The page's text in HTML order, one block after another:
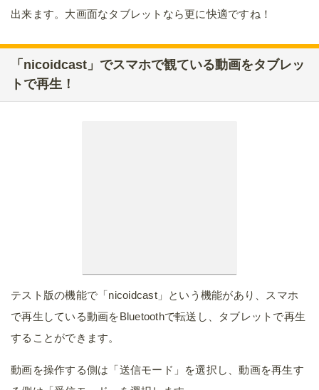
出来ます。大画面なタブレットなら更に快適ですね！
「nicoidcast」でスマホで観ている動画をタブレッ
トで再生！
テスト版の機能で「nicoidcast」という機能があり、スマホ
で再生している動画をBluetoothで転送し、タブレットで再生
することができます。
動画を操作する側は「送信モード」を選択し、動画を再生す